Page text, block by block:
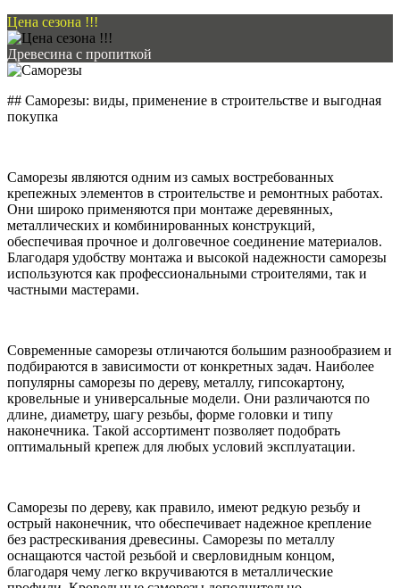
Цена сезона !!!
Древесина с пропиткой
## Саморезы: виды, применение в строительстве и выгодная
покупка
Саморезы являются одним из самых востребованных
крепежных элементов в строительстве и ремонтных работах.
Они широко применяются при монтаже деревянных,
металлических и комбинированных конструкций,
обеспечивая прочное и долговечное соединение материалов.
Благодаря удобству монтажа и высокой надежности саморезы
используются как профессиональными строителями, так и
частными мастерами.
Современные саморезы отличаются большим разнообразием и
подбираются в зависимости от конкретных задач. Наиболее
популярны саморезы по дереву, металлу, гипсокартону,
кровельные и универсальные модели. Они различаются по
длине, диаметру, шагу резьбы, форме головки и типу
наконечника. Такой ассортимент позволяет подобрать
оптимальный крепеж для любых условий эксплуатации.
Саморезы по дереву, как правило, имеют редкую резьбу и
острый наконечник, что обеспечивает надежное крепление
без растрескивания древесины. Саморезы по металлу
оснащаются частой резьбой и сверловидным концом,
благодаря чему легко вкручиваются в металлические